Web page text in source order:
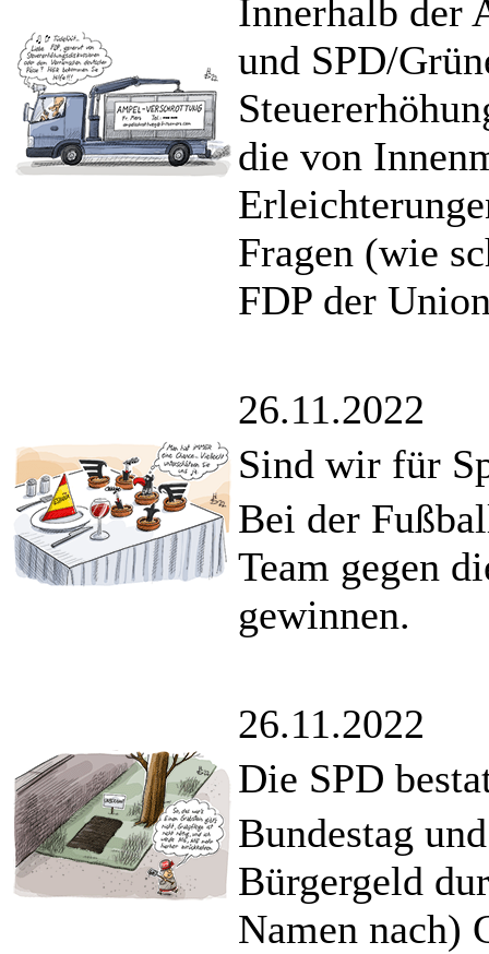
Innerhalb der
und SPD/
die von
Fragen (wie
FDP der
26.11.2022
Sind wir für
Bei der
Team gegen
gewinnen.
26.11.2022
Die SPD
Bundestag
Bürgergeld
Namen nach)